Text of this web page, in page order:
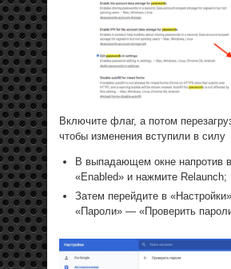
Включите флаг, а потом
чтобы изменения вступили в силу
В выпадающем окне напротив
«Enabled» и нажмите Relaunch;
Затем перейдите в
«Пароли» — «Проверить